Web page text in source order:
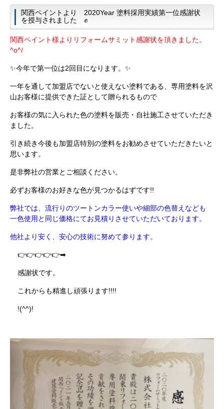
関西ペイントより 2020Year 塗料採用実績第一位感謝状
を授与されました ✊
関西ペイント様よりリフォームサミット感謝状を頂きました。
^o^/
✨今年で第一位は2回目になります。✨
一年を通して加盟店でないと使えない塗料である、専用塗料を沢
山お客様に提供できた証として贈られるもので
お客様の気に入られた色の塗料を販売・自社施工させていただき
ました。
引き続き今後も加盟店特別の塗料をお勧めさせていただきたいと
思います。
是非弊社の営業とご相談ください。
必ずお客様のお好きな色が見つかるはずです!!
弊社では、流行りのツートンカラー使いや細部の色替えなども
一色使用と同じ価格にてお見積りさせていただいております。
他社より安く、安心の技術に努めて参ります。
👉👉👉👉👉➡
感謝状です。
これからも精進し頑張ります!!!!
!(^^)!